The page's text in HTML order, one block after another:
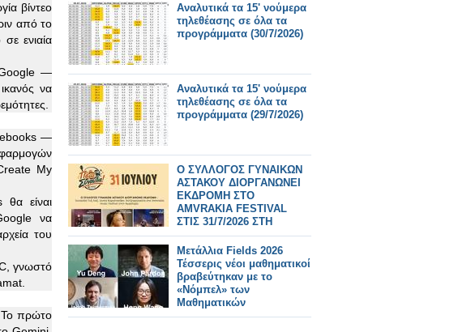
βίντεο
από το
ενιαία
—
να
—
My
είναι
να
του
γνωστό
Το πρώτο
Αναλυτικά τα 15' νούμερα
τηλεθέασης σε όλα τα
προγράμματα (30/7/2026)
Αναλυτικά τα 15' νούμερα
τηλεθέασης σε όλα τα
προγράμματα (29/7/2026)
Ο ΣΥΛΛΟΓΟΣ ΓΥΝΑΙΚΩΝ
ΑΣΤΑΚΟΥ ΔΙΟΡΓΑΝΩΝΕΙ
ΕΚΔΡΟΜΗ ΣΤΟ
AMVRAKIA FESTIVAL
ΣΤΙΣ 31/7/2026 ΣΤΗ
ΣΥΝΑΥΛΙΑ
ΧΑΤΖΗΦΡΑΓΚΕΤΑ
ΚΑΡΑΠΑΤΑΚΗ ΠΥΞ ΛΑΞ
Μετάλλια Fields 2026
Τέσσερις νέοι μαθηματικοί
βραβεύτηκαν με το
«Νόμπελ» των
Μαθηματικών